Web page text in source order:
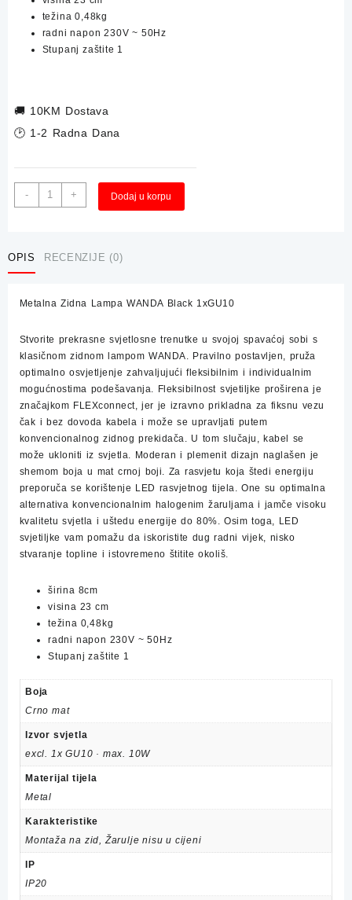
težina 0,48kg
radni napon 230V ~ 50Hz
Stupanj zaštite 1
🚚 10KM Dostava
🕑 1-2 Radna Dana
-
Metalna
Zidna
Black
+ Dodaj u korpu
OPIS RECENZIJE (0)
Metalna Zidna Lampa WANDA Black 1xGU10
Stvorite prekrasne svjetlosne trenutke u svojoj spavaćoj sobi s
klasičnom zidnom lampom WANDA. Pravilno postavljen, pruža
optimalno osvjetljenje zahvaljujući fleksibilnim i individualnim
mogućnostima podešavanja. Fleksibilnost svjetiljke proširena je
značajkom FLEXconnect, jer je izravno prikladna za fiksnu vezu
čak i bez dovoda kabela i može se upravljati putem
konvencionalnog zidnog prekidača. U tom slučaju, kabel se
može ukloniti iz svjetla. Moderan i plemenit dizajn naglašen je
shemom boja u mat crnoj boji. Za rasvjetu koja štedi energiju
preporuča se korištenje LED rasvjetnog tijela. One su optimalna
alternativa konvencionalnim halogenim žaruljama i jamče visoku
kvalitetu svjetla i uštedu energije do 80%. Osim toga, LED
svjetiljke vam pomažu da iskoristite dug radni vijek, nisko
stvaranje topline i istovremeno štitite okoliš.
širina 8cm
visina 23 cm
težina 0,48kg
radni napon 230V ~ 50Hz
Stupanj zaštite 1
Boja
Crno mat
Izvor svjetla
excl. 1x GU10 · max. 10W
Materijal tijela
Metal
Karakteristike
Montaža na zid, Žarulje nisu u cijeni
IP
IP20